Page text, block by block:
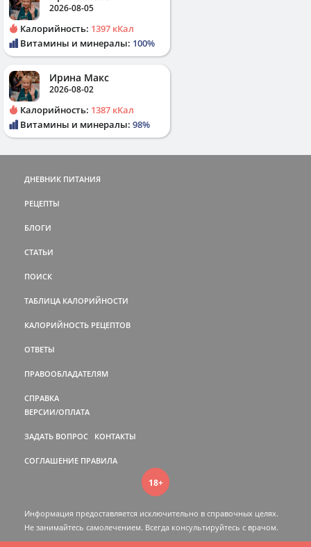
2026-08-05
Калорийность: 1397 кКал
Витамины и минералы: 100%
Ирина Макс
2026-08-02
Калорийность: 1387 кКал
Витамины и минералы: 98%
ДНЕВНИК ПИТАНИЯ
РЕЦЕПТЫ
БЛОГИ
СТАТЬИ
ПОИСК
ТАБЛИЦА КАЛОРИЙНОСТИ
КАЛОРИЙНОСТЬ РЕЦЕПТОВ
ОТВЕТЫ
ПРАВООБЛАДАТЕЛЯМ
СПРАВКА
ВЕРСИИ/ОПЛАТА
ЗАДАТЬ ВОПРОС КОНТАКТЫ
СОГЛАШЕНИЕ ПРАВИЛА
18+
Информация предоставляется исключительно в справочных целях.
Не занимайтесь самолечением. Всегда консультируйтесь c врачом.